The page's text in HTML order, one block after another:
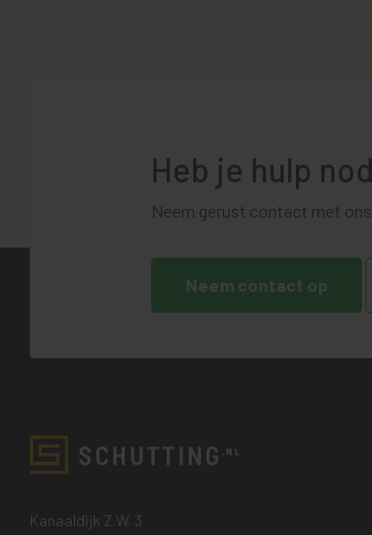
Heb je hulp
Neem gerust contact met
Neem contact op
Kanaaldijk Z.W. 3